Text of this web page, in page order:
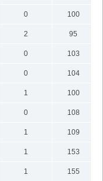
0
100
2
95
0
103
0
104
1
100
0
108
1
109
1
153
1
155